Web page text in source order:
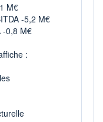
M€
-5,2 M€
-0,8 M€
: